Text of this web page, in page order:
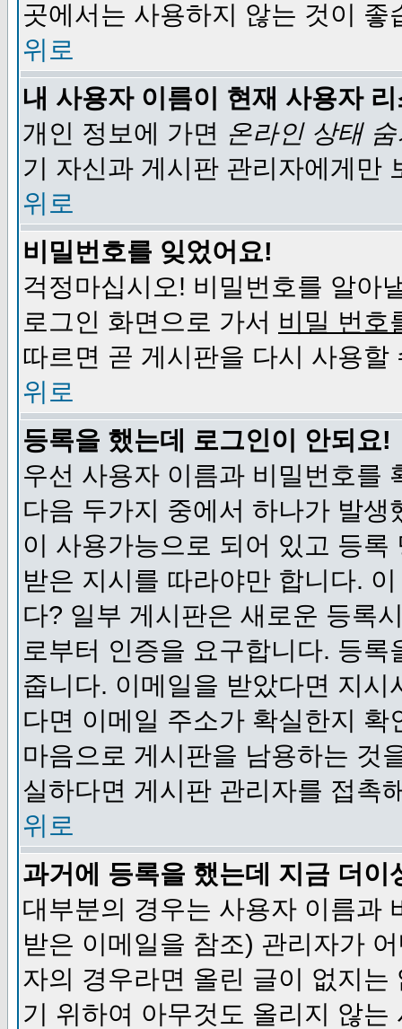
곳에서는 사용하지 않는 것이 좋
위로
내 사용자 이름이 현재 사용자
개인 정보에 가면 온라인 상태
기 자신과 게시판 관리자에게만
위로
비밀번호를 잊었어요!
걱정마십시오! 비밀번호를 알아
로그인 화면으로 가서 비밀 번호
따르면 곧 게시판을 다시 사용할
위로
등록을 했는데 로그인이 안되요!
우선 사용자 이름과 비밀번호를
다음 두가지 중에서 하나가 발
이 사용가능으로 되어 있고 등
받은 지시를 따라야만 합니다.
다? 일부 게시판은 새로운 등록
로부터 인증을 요구합니다. 등
줍니다. 이메일을 받았다면 지
다면 이메일 주소가 확실한지
마음으로 게시판을 남용하는 것
실하다면 게시판 관리자를 접촉
위로
과거에 등록을 했는데 지금 더
대부분의 경우는 사용자 이름과
받은 이메일을 참조) 관리자가
자의 경우라면 올린 글이 없지
기 위하여 아무것도 올리지 않